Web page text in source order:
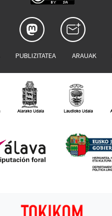
PUBLIZITATEA ARAUAK